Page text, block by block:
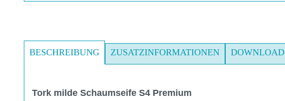
BESCHREIBUNG ZUSATZINFORMATIONEN DOWNLOAD
Tork milde Schaumseife S4 Premium